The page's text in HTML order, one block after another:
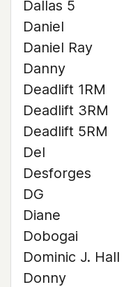
Dallas 5
Daniel
Daniel Ray
Danny
Deadlift 1RM
Deadlift 3RM
Deadlift 5RM
Del
Desforges
DG
Diane
Dobogai
Dominic J. Hall
Donny